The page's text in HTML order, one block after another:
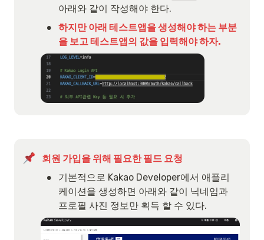
아래와 같이 작성해야 한다.
•
하지만 아래 테스트앱을 생성해야 하는 부분
을 보고 테스트앱의 값을 입력해야 하자.
회원 가입을 위해 필요한 필드 요청
•
기본적으로 Kakao Developer에서 애플리
케이션을 생성하면 아래와 같이 닉네임과
프로필 사진 정보만 획득 할 수 있다.